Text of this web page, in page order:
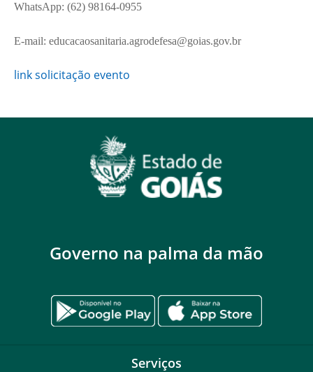
WhatsApp: (62) 98164-0955
E-mail: educacaosanitaria.agrodefesa@goias.gov.br
link solicitação evento
Governo na palma da mão
Serviços